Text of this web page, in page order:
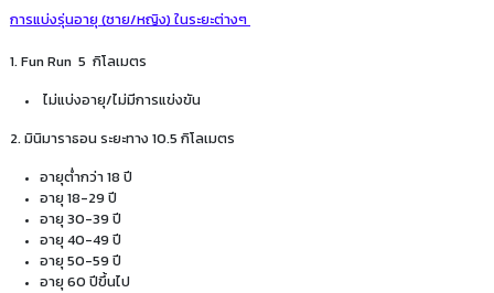
การแบ่งรุ่นอายุ (ชาย/หญิง) ในระยะต่างๆ
1. Fun Run 5 กิโลเมตร
ไม่แบ่งอายุ/ไม่มีการแข่งขัน
2. มินิมาราธอน ระยะทาง 10.5 กิโลเมตร
อายุต่ำกว่า 18 ปี
อายุ 18-29 ปี
อายุ 30-39 ปี
อายุ 40-49 ปี
อายุ 50-59 ปี
อายุ 60 ปีขึ้นไป